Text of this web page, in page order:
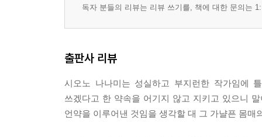
독자 분들의 리뷰는 리뷰 쓰기를, 책에 대한 문의는
출판사 리뷰
시오노 나나미는 성실하고 부지런한 작가임에
쓰겠다고 한 약속을 어기지 않고 지키고 있으니
언약을 이루어낸 것임을 생각할 대 그 가냘픈 몸